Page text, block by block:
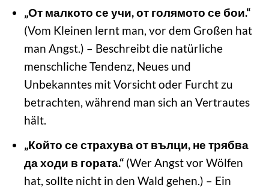
„От малкото се учи, от голямото се бои.“
(Vom Kleinen lernt man, vor dem Großen hat
man Angst.) – Beschreibt die natürliche
menschliche Tendenz, Neues und
Unbekanntes mit Vorsicht oder Furcht zu
betrachten, während man sich an Vertrautes
hält.
„Който се страхува от вълци, не трябва
да ходи в гората.“(Wer Angst vor Wölfen
hat, sollte nicht in den Wald gehen.) – Ein